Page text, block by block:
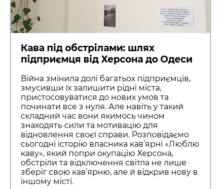
Кава під обстрілами: шлях
підприємця від Херсона до Одеси
Війна змінила долі багатьох підприємців,
змусивши їх залишити рідні міста,
пристосовуватися до нових умов та
починати все з нуля. Але навіть у такий
складний час вони якимось чином
знаходять сили та мотивацію для
відновлення своєї справи. Розповідаємо
сьогодні історію власника кав’ярні «Люблю
каву», який попри окупацію Херсона,
обстріли та відключення світла не лише
зберіг свою кав’ярню, але й відкрив нову в
іншому місті.